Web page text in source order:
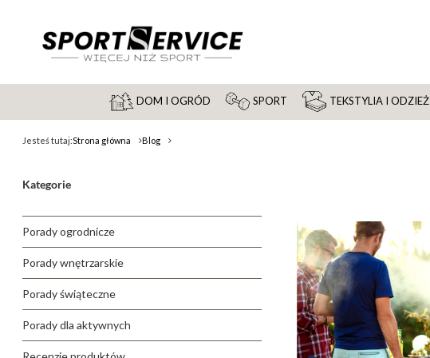
DOM I OGRÓD SPORT TEKSTYLIA I ODZIEŻ
Jesteś tutaj:Strona główna Blog
Kategorie
Porady ogrodnicze
Porady wnętrzarskie
Porady świąteczne
Porady dla aktywnych